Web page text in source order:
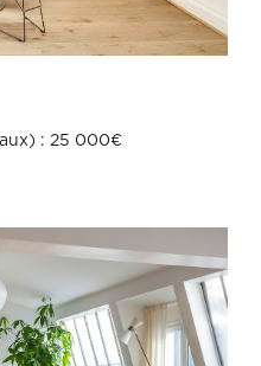
: 25 000€